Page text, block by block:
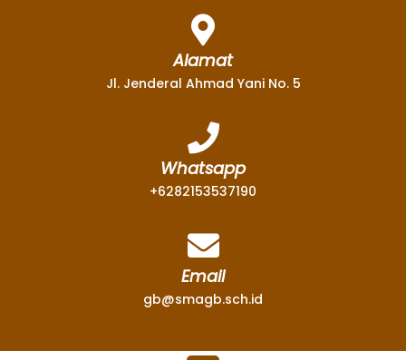
Alamat
Jl. Jenderal Ahmad Yani No. 5
Whatsapp
+6282153537190
Email
gb@smagb.sch.id